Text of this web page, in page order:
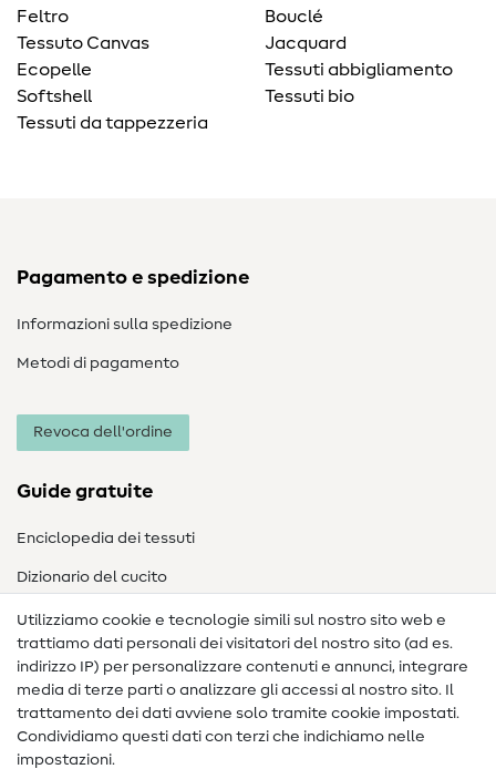
Feltro
Tessuto Canvas
Ecopelle
Softshell
Tessuti da tappezzeria
Bouclé
Jacquard
Tessuti abbigliamento
Tessuti bio
Pagamento e spedizione
Informazioni sulla spedizione
Metodi di pagamento
Revoca dell'ordine
Guide gratuite
Enciclopedia dei tessuti
Dizionario del cucito
Nähanleitungen
Assistenza e contatto
Contatto
Informazioni sul nuovo proprietario
Utilizziamo cookie e tecnologie simili sul nostro sito web e
trattiamo dati personali dei visitatori del nostro sito (ad es.
indirizzo IP) per personalizzare contenuti e annunci, integrare
media di terze parti o analizzare gli accessi al nostro sito. Il
trattamento dei dati avviene solo tramite cookie impostati.
Condividiamo questi dati con terzi che indichiamo nelle
impostazioni.